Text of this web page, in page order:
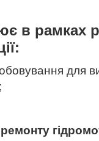
в рамках
для
ремонту